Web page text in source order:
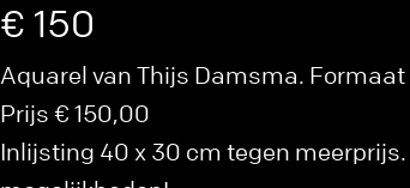
€ 150
Aquarel van Thijs Damsma.
Prijs € 150,00
Inlijsting 40 x 30 cm tegen meerprijs.